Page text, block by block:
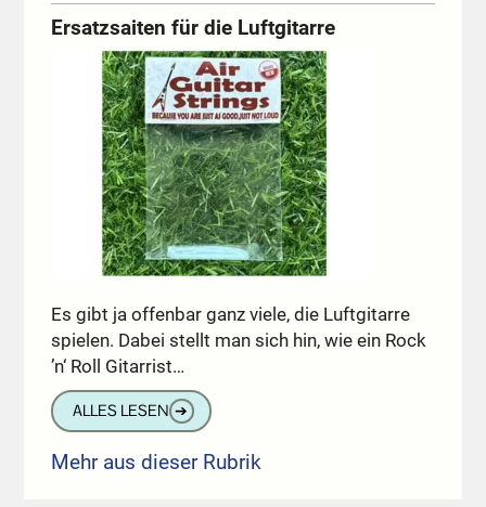
Ersatzsaiten für die Luftgitarre
Es gibt ja offenbar ganz viele, die Luftgitarre
spielen. Dabei stellt man sich hin, wie ein Rock
’n‘ Roll Gitarrist…
ALLES LESEN ➔
Mehr aus dieser Rubrik